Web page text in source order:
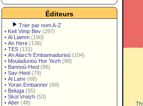
Éditeurs
Trier par nom A-Z
• Keit Vimp Bev (297)
• Al Liamm (190)
• An Here (136)
• TES (131)
• An Alarc'h Embannadurioù (104)
• Mouladurioù Hor Yezh (88)
• Bannoù-Heol (86)
• Sav-Heol (79)
• Al Lanv (68)
• Yoran Embanner (68)
• Beluga (55)
• Skol Vreizh (53)
• Aber (48)